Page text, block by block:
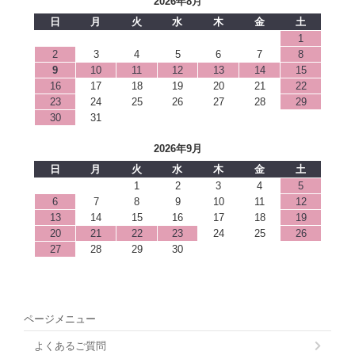
日
月 火 水 木 金
土
1
2
3 4 5 6 7
8
9
10 11 12 13 14
15
16
17 18 19 20 21
22
23
24 25 26 27 28
29
30
31
2026年9月
日
月 火 水 木 金
土
1
2 3 4
5
6
7 8 9 10 11
12
13
14 15 16 17 18
19
20
21 22 23 24 25
26
27
28 29 30
ページメニュー
よくあるご質問